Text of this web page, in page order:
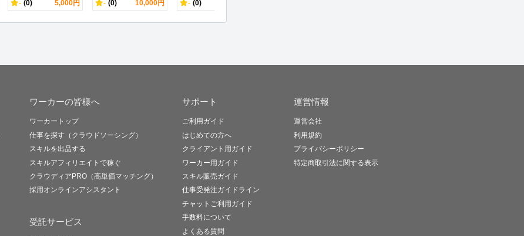
- (0) 5,000円 - (0) 10,000円 - (0)
ワーカーの皆様へ
ワーカートップ
仕事を探す（クラウドソーシング）
スキルを出品する
スキルアフィリエイトで稼ぐ
クラウディアPRO（高単価マッチング）
採用オンラインアシスタント
受託サービス
サポート
ご利用ガイド
はじめての方へ
クライアント用ガイド
ワーカー用ガイド
スキル販売ガイド
仕事受発注ガイドライン
チャットご利用ガイド
手数料について
よくある質問
運営情報
運営会社
利用規約
プライバシーポリシー
特定商取引法に関する表示